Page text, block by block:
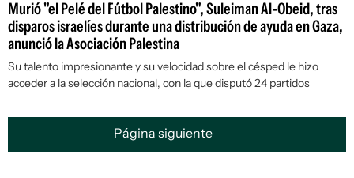
Murió "el Pelé del Fútbol Palestino", Suleiman Al-Obeid, tras
disparos israelíes durante una distribución de ayuda en Gaza,
anunció la Asociación Palestina
Su talento impresionante y su velocidad sobre el césped le hizo
acceder a la selección nacional, con la que disputó 24 partidos
Página siguiente